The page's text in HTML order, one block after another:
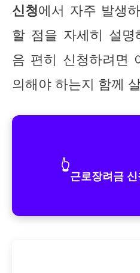
신청에서 자주 발생
할 점을 자세히 설
음 편히 신청하려면
의해야 하는지 함께
👆
근로장려금